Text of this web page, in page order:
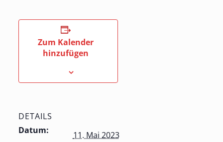
Zum Kalender
hinzufügen
DETAILS
Datum:
11. Mai 2023